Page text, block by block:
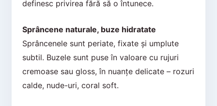
definesc privirea fără să o întunece.
Sprâncene naturale, buze hidratate
Sprâncenele sunt periate, fixate și umplute
subtil. Buzele sunt puse în valoare cu rujuri
cremoase sau gloss, în nuanțe delicate – rozuri
calde, nude-uri, coral soft.